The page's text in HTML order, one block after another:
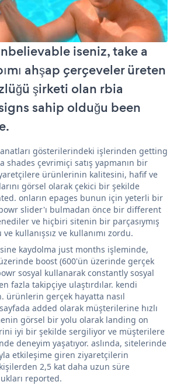
iseniz, take a
ahşap çerçeveler üreten
şirketi olan rbia
sahip olduğu been
gösterilerindeki işlerinden getting
shades çevrimiçi satış yapmanın bir
ürünlerinin kalitesini, hafif ve
görsel olarak çekici bir şekilde
onların epages bunun için yeterli bir
slider'ı bulmadan önce bir different
ve hiçbiri sitenin bir parçasıymış
kullanışsız ve kullanımı zordu.
kaydolma just months işleminde,
boost (600'ün üzerinde gerçek
sosyal kullanarak constantly sosyal
fazla takipçiye ulaştırdılar. kendi
ürünlerin gerçek hayatta nasıl
added olarak müşterilerine hızlı
görsel bir yolu olarak landing on
iyi bir şekilde sergiliyor ve müşterilere
deneyim yaşatıyor. aslında, sitelerinde
etkileşime giren ziyaretçilerin
2,5 kat daha uzun süre
reported.